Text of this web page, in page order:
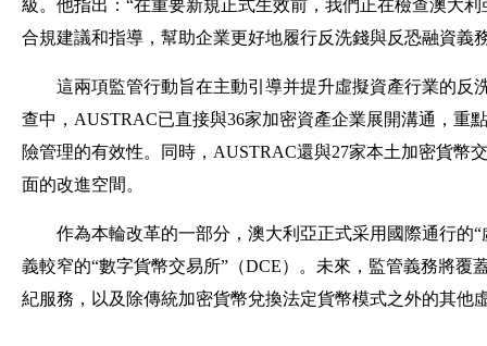
級。他指出：“在重要新規正式生效前，我們正在檢查澳大
合規建議和指導，幫助企業更好地履行反洗錢與反恐融資義
這兩項監管行動旨在主動引導并提升虛擬資產行業的反
查中，AUSTRAC已直接與36家加密資產企業展開溝通，重
險管理的有效性。同時，AUSTRAC還與27家本土加密貨幣
面的改進空間。
作為本輪改革的一部分，澳大利亞正式采用國際通行的
義較窄的“數字貨幣交易所”（DCE）。未來，監管義務將
紀服務，以及除傳統加密貨幣兌換法定貨幣模式之外的其他